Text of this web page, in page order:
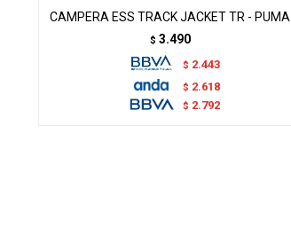
CAMPERA ESS TRACK JACKET TR - PUMA
$ 3.490
$ 2.443
$ 2.618
$ 2.792